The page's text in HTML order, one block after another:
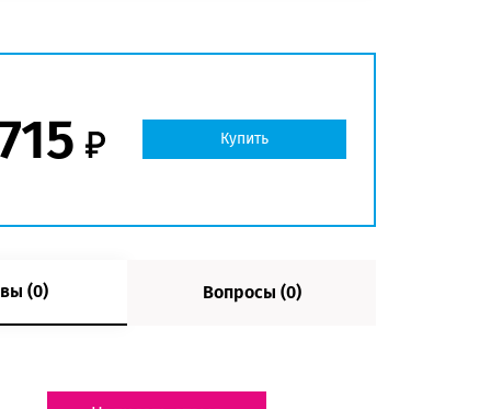
Купить
(0) Вопросы (0)